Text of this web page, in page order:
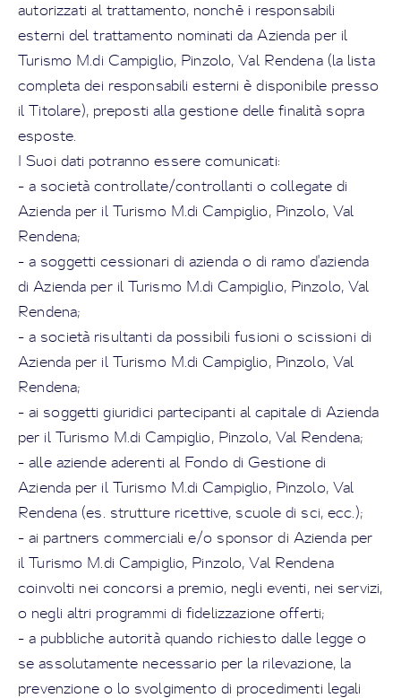
autorizzati al trattamento, nonché i responsabili
esterni del trattamento nominati da Azienda per il
Turismo M.di Campiglio, Pinzolo, Val Rendena (la lista
completa dei responsabili esterni è disponibile presso
il Titolare), preposti alla gestione delle finalità sopra
esposte.
I Suoi dati potranno essere comunicati:
- a società controllate/controllanti o collegate di
Azienda per il Turismo M.di Campiglio, Pinzolo, Val
Rendena;
- a soggetti cessionari di azienda o di ramo d'azienda
di Azienda per il Turismo M.di Campiglio, Pinzolo, Val
Rendena;
- a società risultanti da possibili fusioni o scissioni di
Azienda per il Turismo M.di Campiglio, Pinzolo, Val
Rendena;
- ai soggetti giuridici partecipanti al capitale di Azienda
per il Turismo M.di Campiglio, Pinzolo, Val Rendena;
- alle aziende aderenti al Fondo di Gestione di
Azienda per il Turismo M.di Campiglio, Pinzolo, Val
Rendena (es. strutture ricettive, scuole di sci, ecc.);
- ai partners commerciali e/o sponsor di Azienda per
il Turismo M.di Campiglio, Pinzolo, Val Rendena
coinvolti nei concorsi a premio, negli eventi, nei servizi,
o negli altri programmi di fidelizzazione offerti;
- a pubbliche autorità quando richiesto dalle legge o
se assolutamente necessario per la rilevazione, la
prevenzione o lo svolgimento di procedimenti legali